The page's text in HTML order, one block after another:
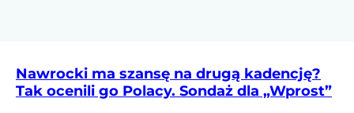
Nawrocki ma szansę na drugą kadencję?
Tak ocenili go Polacy. Sondaż dla „Wprost”